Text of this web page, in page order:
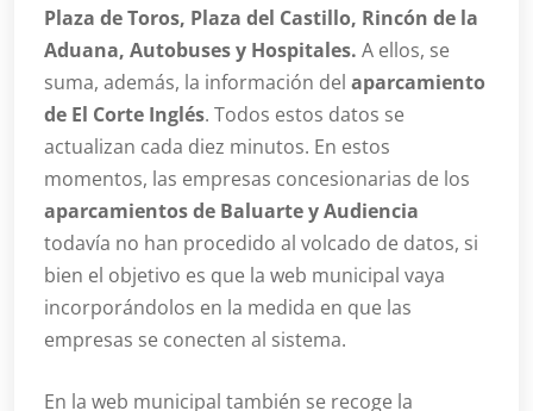
Plaza de Toros, Plaza del Castillo, Rincón de la
Aduana, Autobuses y Hospitales. A ellos, se
suma, además, la información del aparcamiento
de El Corte Inglés. Todos estos datos se
actualizan cada diez minutos. En estos
momentos, las empresas concesionarias de los
aparcamientos de Baluarte y Audiencia
todavía no han procedido al volcado de datos, si
bien el objetivo es que la web municipal vaya
incorporándolos en la medida en que las
empresas se conecten al sistema.
En la web municipal también se recoge la